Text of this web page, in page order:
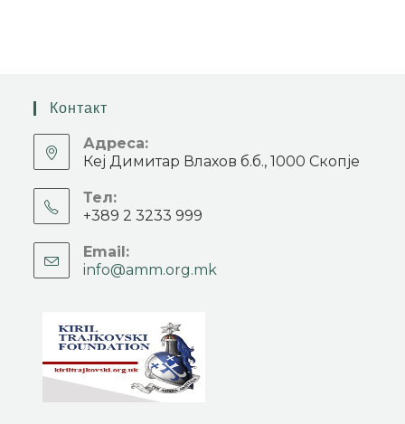
Контакт
Адреса:
Кеј Димитар Влахов б.б., 1000 Скопје
Тел:
+389 2 3233 999
Email:
info@amm.org.mk